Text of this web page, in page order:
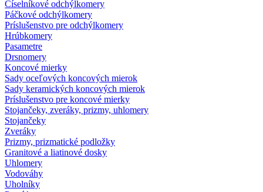
Číselníkové odchýlkomery
Páčkové odchýlkomery
Príslušenstvo pre odchýlkomery
Hrúbkomery
Pasametre
Drsnomery
Koncové mierky
Sady oceľových koncových mierok
Sady keramických koncových mierok
Príslušenstvo pre koncové mierky
Stojančeky, zveráky, prizmy, uhlomery
Stojančeky
Zveráky
Prizmy, prizmatické podložky
Granitové a liatinové dosky
Uhlomery
Vodováhy
Uholníky